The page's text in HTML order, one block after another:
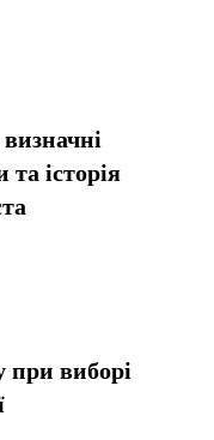
історія
при виборі